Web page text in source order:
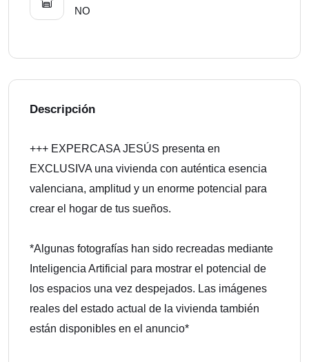
NO
Descripción
+++ EXPERCASA JESÚS presenta en
EXCLUSIVA una vivienda con auténtica esencia
valenciana, amplitud y un enorme potencial para
crear el hogar de tus sueños.
*Algunas fotografías han sido recreadas mediante
Inteligencia Artificial para mostrar el potencial de
los espacios una vez despejados. Las imágenes
reales del estado actual de la vivienda también
están disponibles en el anuncio*